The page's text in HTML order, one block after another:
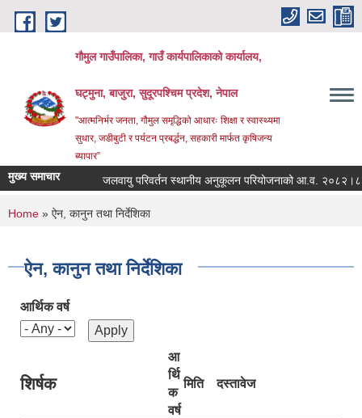
Skip to main content
गौमुल गाउँपालिका, गाउँ कार्यपालिकाको कार्यालय,
घट्मुना, बाजुरा, सुदूरपश्चिम प्रदेश, नेपाल
"आत्मनिर्भर जनता, गौमुल समृद्धिको आधारः शिक्षा र स्वास्थ्यमा
सुधार, जडीबुटी र पर्यटन प्रबर्द्धन, सहकारी मार्फत कृषिजन्य
ब्यापार”
मुख्य समाचार जलवायु परिवर्तन स्थानीय अनुकूलन परियोजनाको आ.व.
You are here
Home » ऐन, कानुन तथा निर्देशिका
ऐन, कानुन तथा निर्देशिका
आर्थिक वर्ष
शिर्षक
आ
र्थि
क
वर्ष
मिति दस्तावेज